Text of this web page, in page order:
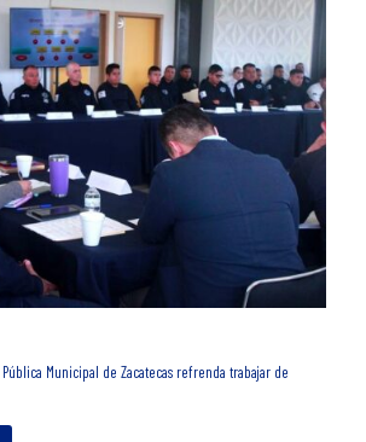
Municipal de Zacatecas refrenda trabajar de